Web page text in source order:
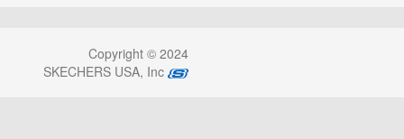
Copyright © 2024
SKECHERS USA, Inc